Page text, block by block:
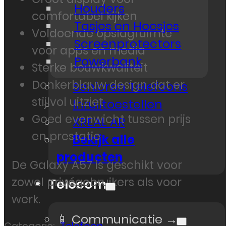
Houders
Tasjes en Hoesjes
Screenprotectors
Powerbank
Senioren Telefoons
Inruiltoestellen
XREAL AR
Bekijk alle
producten
Telecom
📱 Communicatie →
comfortabel kijken
Voldoende opslagruimte
voor apps en media
Sterke bouwkwaliteit
Donkerblauw design dat er
stijlvol uitziet
Goed evenwicht tussen prijs
en prestatie
De Galaxy A57 is geschikt voor
zowel privégebruikers als voor
werk.